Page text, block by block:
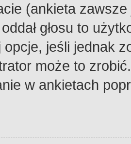
(ankieta
głosu to
jeśli jednak
może to
w ankietach